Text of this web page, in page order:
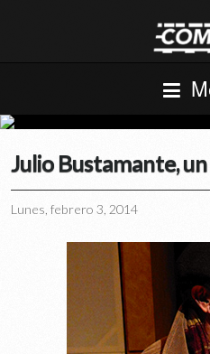
Julio Bustamante,
Lunes, febrero 3, 2014